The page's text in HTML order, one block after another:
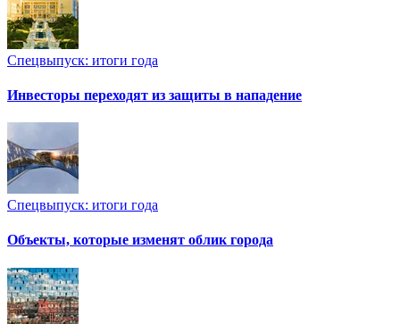
Спецвыпуск: итоги года
Инвесторы переходят из защиты в нападение
Спецвыпуск: итоги года
Объекты, которые изменят облик города